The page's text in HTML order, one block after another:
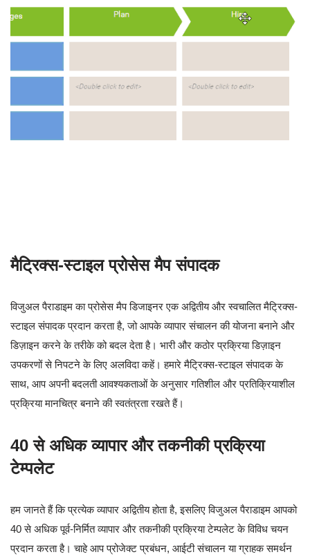
मैट्रिक्स-स्टाइल प्रोसेस मैप संपादक
विजुअल पैराडाइम का प्रोसेस मैप डिजाइनर एक अद्वितीय और स्वचालित मैट्रिक्स-
स्टाइल संपादक प्रदान करता है, जो आपके व्यापार संचालन की योजना बनाने और
डिज़ाइन करने के तरीके को बदल देता है। भारी और कठोर प्रक्रिया डिज़ाइन
उपकरणों से निपटने के लिए अलविदा कहें। हमारे मैट्रिक्स-स्टाइल संपादक के
साथ, आप अपनी बदलती आवश्यकताओं के अनुसार गतिशील और प्रतिक्रियाशील
प्रक्रिया मानचित्र बनाने की स्वतंत्रता रखते हैं।
40 से अधिक व्यापार और तकनीकी प्रक्रिया
टेम्पलेट
हम जानते हैं कि प्रत्येक व्यापार अद्वितीय होता है, इसलिए विजुअल पैराडाइम आपको
40 से अधिक पूर्व-निर्मित व्यापार और तकनीकी प्रक्रिया टेम्पलेट के विविध चयन
प्रदान करता है। चाहे आप प्रोजेक्ट प्रबंधन, आईटी संचालन या ग्राहक समर्थन